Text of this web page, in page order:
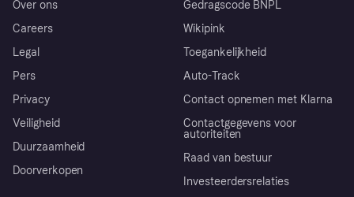
Over ons
Careers
Legal
Pers
Privacy
Veiligheid
Duurzaamheid
Doorverkopen
Gedragscode BNPL
Wikipink
Toegankelijkheid
Auto-Track
Contact opnemen met Klarna
Contactgegevens voor
autoriteiten
Raad van bestuur
Investeerdersrelaties